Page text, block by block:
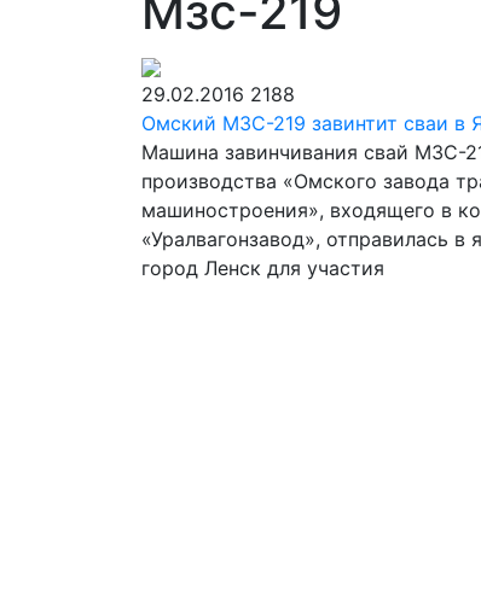
29.02.2016 2188
Омский МЗС-219 завинтит сваи в
Машина завинчивания свай МЗС-
производства «Омского завода
машиностроения», входящего в
«Уралвагонзавод», отправилась в
город Ленск для участия